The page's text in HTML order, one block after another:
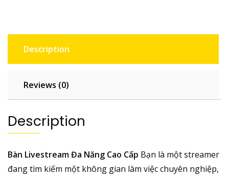
Description
Reviews (0)
Description
Bàn Livestream Đa Năng Cao Cấp Bạn là một streamer
đang tìm kiếm một không gian làm việc chuyên nghiệp,